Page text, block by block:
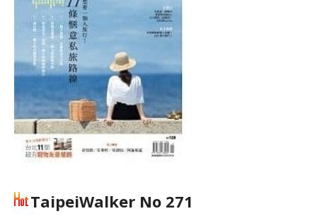
TaipeiWalker No 271